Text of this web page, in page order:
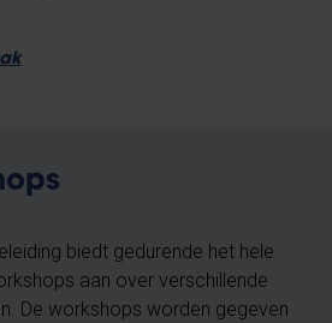
biedt gedurende het hele
aan over verschillende
De workshops worden gegeven